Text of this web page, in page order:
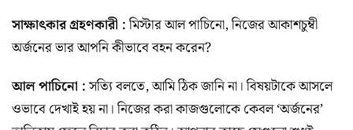
সাক্ষাৎকার গ্রহণকারী :মিস্টার আল পাচিনো, নিজের আকাশচুম্বী
অর্জনের ভার আপনি কীভাবে বহন করেন?
আল পাচিনো :সত্যি বলতে, আমি ঠিক জানি না। বিষয়টাকে আসলে
ওভাবে দেখাই হয় না। নিজের করা কাজগুলোকে কেবল ‘অর্জনের’